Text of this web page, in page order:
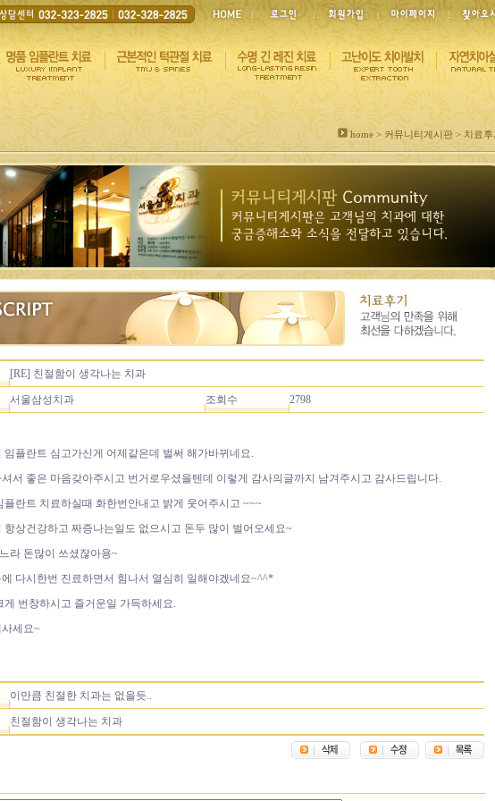
home > 커뮤니티게시판 > 치료후
[RE] 친절함이 생각나는 치과
서울삼성치과 조회수 2798
임플란트 심고가신게 어제같은데 벌써 해가바뀌네요.
서 좋은 마음갖아주시고 번거로우셨을텐데 이렇게 감사의글까지 남겨주시고 감사드립니다.
플란트 치료하실때 화한번안내고 밝게 웃어주시고 ~~~
항상건강하고 짜증나는일도 없으시고 돈두 많이 벌어오세요~
라 돈많이 쓰셨잖아용~
다시한번 진료하면서 힘나서 열심히 일해야겠네요~^^*
게 번창하시고 즐거운일 가득하세요.
세요~
이만큼 친절한 치과는 없을듯..
친절함이 생각나는 치과